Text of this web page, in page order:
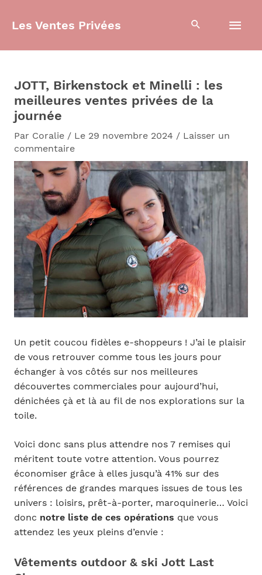
Les Ventes Privées
JOTT, Birkenstock et Minelli : les
meilleures ventes privées de la
journée
Par Coralie / Le 29 novembre 2024 / Laisser un
commentaire
Un petit coucou fidèles e-shoppeurs ! J’ai le plaisir
de vous retrouver comme tous les jours pour
échanger à vos côtés sur nos meilleures
découvertes commerciales pour aujourd’hui,
dénichées çà et là au fil de nos explorations sur la
toile.
Voici donc sans plus attendre nos 7 remises qui
méritent toute votre attention. Vous pourrez
économiser grâce à elles jusqu’à 41% sur des
références de grandes marques issues de tous les
univers : loisirs, prêt-à-porter, maroquinerie… Voici
donc notre liste de ces opérations que vous
attendez les yeux pleins d’envie :
Vêtements outdoor & ski Jott Last